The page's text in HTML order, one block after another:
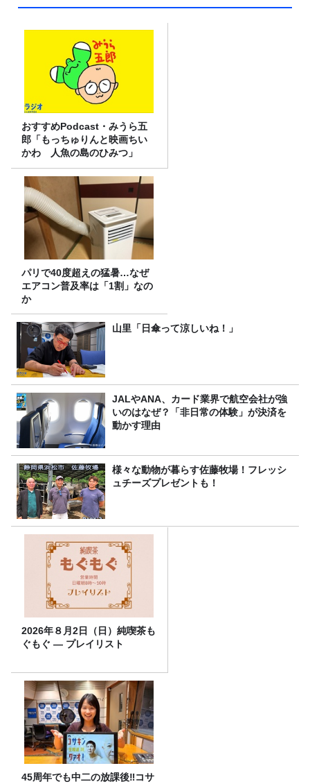
おすすめPodcast・みうら五
郎「もっちゅりんと映画ちい
かわ 人魚の島のひみつ」
パリで40度超えの猛暑…なぜ
エアコン普及率は「1割」なの
か
山里「日傘って涼しいね！」
JALやANA、カード業界で航空会社が強
いのはなぜ？「非日常の体験」が決済を
動かす理由
様々な動物が暮らす佐藤牧場！フレッシ
ュチーズプレゼントも！
2026年８月2日（日）純喫茶も
ぐもぐ ― プレイリスト
45周年でも中二の放課後‼コサ